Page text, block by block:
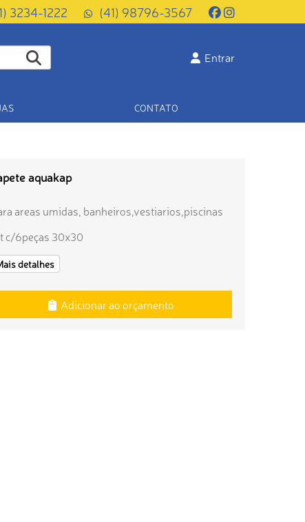
3234-1222 (41) 98796-3567
Entrar
CONTATO
aquakap
areas umidas, banheiros,vestiarios,piscinas
c/6peças 30x30
detalhes
Adicionar ao orçamento